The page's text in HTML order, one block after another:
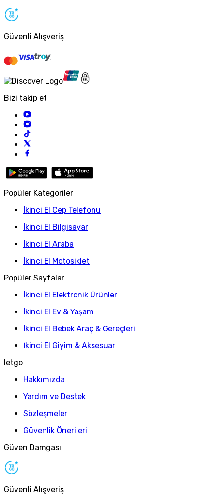
Güvenli Alışveriş
Bizi takip et
Popüler Kategoriler
İkinci El Cep Telefonu
İkinci El Bilgisayar
İkinci El Araba
İkinci El Motosiklet
Popüler Sayfalar
İkinci El Elektronik Ürünler
İkinci El Ev & Yaşam
İkinci El Bebek Araç & Gereçleri
İkinci El Giyim & Aksesuar
letgo
Hakkımızda
Yardım ve Destek
Sözleşmeler
Güvenlik Önerileri
Güven Damgası
Güvenli Alışveriş